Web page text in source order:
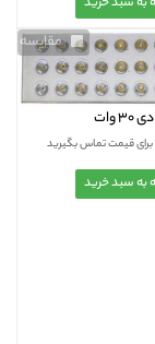
مقایسه
وات
برای قیمت تماس بگیرید